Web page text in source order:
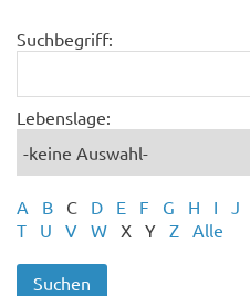
Suchbegriff:
Lebenslage:
A B C D E F G H I J
T
U V W X Y Z Alle